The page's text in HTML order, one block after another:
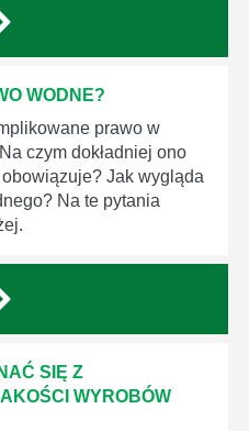
WODNE?
prawo w
czym dokładniej ono
Jak wygląda
Na te pytania
SIĘ Z
WYROBÓW